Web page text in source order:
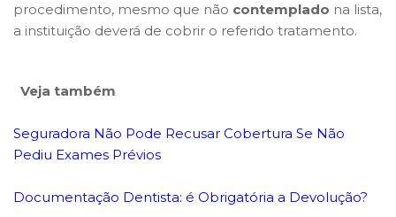
procedimento, mesmo que não contemplado na lista,
a instituição deverá de cobrir o referido tratamento.
Veja também
Seguradora Não Pode Recusar Cobertura Se Não
Pediu Exames Prévios
Documentação Dentista: é Obrigatória a Devolução?